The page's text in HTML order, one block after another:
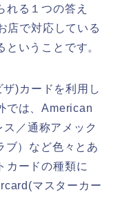
れる１つの答え
店で対応している
いうことです。
)カードを利用し
では、American
／通称アメック
ブ）など色々とあ
カードの種類に
マスターカー